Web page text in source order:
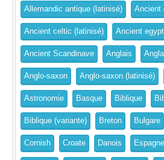
Allemandic antique (latinisé) Ancient
Ancient celtic (latinisé) Ancient
Ancient Scandinave Anglais
Anglo-saxon Anglo-saxon (latinisé)
Astronomie Basque Biblique
Biblique (variante) Breton Bulgare
Cornish Croate Danois Espagne